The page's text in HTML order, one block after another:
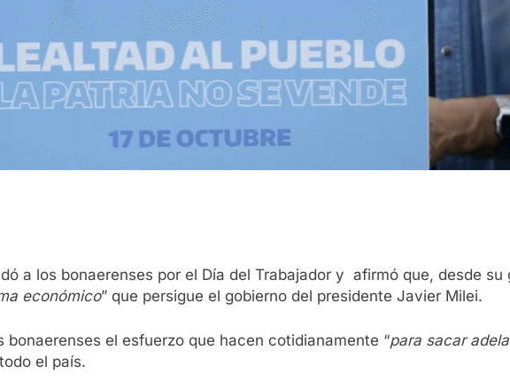
a los bonaerenses por el Día del Trabajador y afirmó que, desde
económico” que persigue el gobierno del presidente Javier Milei.
el esfuerzo que hacen cotidianamente “para sacar
el país.